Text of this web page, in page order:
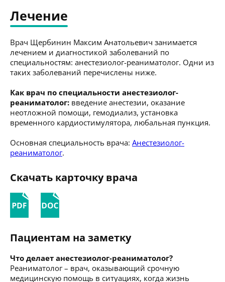
Лечение
Врач Щербинин Максим Анатольевич занимается
лечением и диагностикой заболеваний по
специальностям: анестезиолог-реаниматолог. Одни из
таких заболеваний перечислены ниже.
Как врач по специальности анестезиолог-
реаниматолог: введение анестезии, оказание
неотложной помощи, гемодиализ, установка
временного кардиостимулятора, любальная пункция.
Основная специальность врача: Анестезиолог-
реаниматолог.
Скачать карточку врача
Пациентам на заметку
Что делает анестезиолог-реаниматолог?
Реаниматолог – врач, оказывающий срочную
медицинскую помощь в ситуациях, когда жизнь